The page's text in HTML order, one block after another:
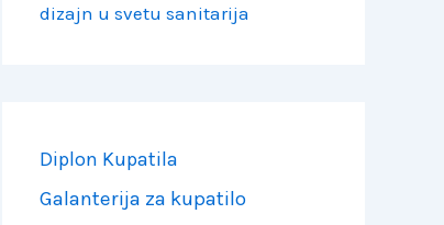
dizajn u svetu sanitarija
Diplon Kupatila
Galanterija za kupatilo